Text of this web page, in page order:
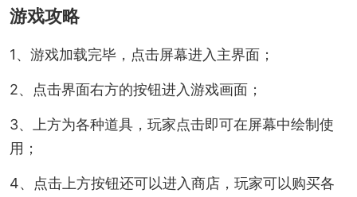
游戏攻略
1、游戏加载完毕，点击屏幕进入主界面；
2、点击界面右方的按钮进入游戏画面；
3、上方为各种道具，玩家点击即可在屏幕中绘制使
用；
4、点击上方按钮还可以进入商店，玩家可以购买各